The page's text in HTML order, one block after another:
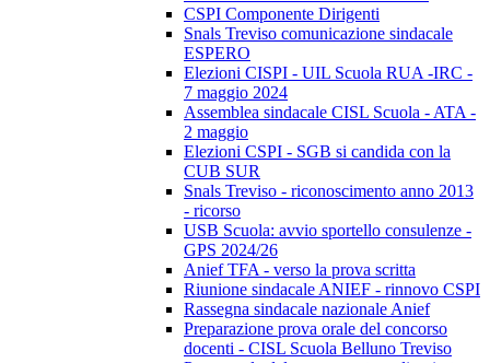
CSPI Componente Dirigenti
Snals Treviso comunicazione sindacale
ESPERO
Elezioni CISPI - UIL Scuola RUA -IRC -
7 maggio 2024
Assemblea sindacale CISL Scuola - ATA -
2 maggio
Elezioni CSPI - SGB si candida con la
CUB SUR
Snals Treviso - riconoscimento anno 2013
- ricorso
USB Scuola: avvio sportello consulenze -
GPS 2024/26
Anief TFA - verso la prova scritta
Riunione sindacale ANIEF - rinnovo CSPI
Rassegna sindacale nazionale Anief
Preparazione prova orale del concorso
docenti - CISL Scuola Belluno Treviso